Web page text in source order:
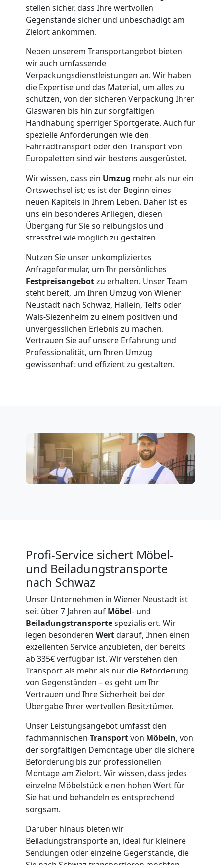
stellen sicher, dass Ihre wertvollen
Gegenstände sicher und unbeschädigt am
Zielort ankommen.
Neben unserem Transportangebot bieten
wir auch umfassende
Verpackungsdienstleistungen an. Wir haben
die Expertise und das Material, um alles zu
schützen, von der sicheren Verpackung Ihrer
Glaswaren bis hin zur sorgfältigen
Handhabung sperriger Sportgeräte. Auch für
spezielle Anforderungen wie den
Fahrradtransport oder den Transport von
Europaletten sind wir bestens ausgerüstet.
Wir wissen, dass ein Umzug mehr als nur ein
Ortswechsel ist; es ist der Beginn eines
neuen Kapitels in Ihrem Leben. Daher ist es
uns ein besonderes Anliegen, diesen
Übergang für Sie so reibungslos und
stressfrei wie möglich zu gestalten.
Nutzen Sie unser unkompliziertes
Anfrageformular, um Ihr persönliches
Festpreisangebotzu erhalten. Unser Team
steht bereit, um Ihren Umzug von Wiener
Neustadt nach Schwaz, Hallein, Telfs oder
Wals-Siezenheim zu einem positiven und
unvergesslichen Erlebnis zu machen.
Vertrauen Sie auf unsere Erfahrung und
Professionalität, um Ihren Umzug
gewissenhaft und effizient zu gestalten.
Profi-Service sichert Möbel-
und Beiladungstransporte
nach Schwaz
Unser Unternehmen in Wiener Neustadt ist
seit über 7 Jahren auf Möbel- und
Beiladungstransportespezialisiert. Wir
legen besonderen Wertdarauf, Ihnen einen
exzellenten Service anzubieten, der bereits
ab 335€ verfügbar ist. Wir verstehen den
Transport als mehr als nur die Beförderung
von Gegenständen – es geht um Ihr
Vertrauen und Ihre Sicherheit bei der
Übergabe Ihrer wertvollen Besitztümer.
Unser Leistungsangebot umfasst den
fachmännischen Transportvon Möbeln, von
der sorgfältigen Demontage über die sichere
Beförderung bis zur professionellen
Montage am Zielort. Wir wissen, dass jedes
einzelne Möbelstück einen hohen Wert für
Sie hat und behandeln es entsprechend
sorgsam.
Darüber hinaus bieten wir
Beiladungstransporte an, ideal für kleinere
Sendungen oder einzelne Gegenstände, die
Wiener
Neustadt
Umzug
Mann
LKW
Wiener
Neustadt
Kunsttransport
Wiener
Neustadt
Umzug
Mann
Möbellift
Wiener
Neustadt
Übersiedlung
Wiener
Neustadt
Klaviertransport
Wiener
Neustadt
Privatumzug
Wiener